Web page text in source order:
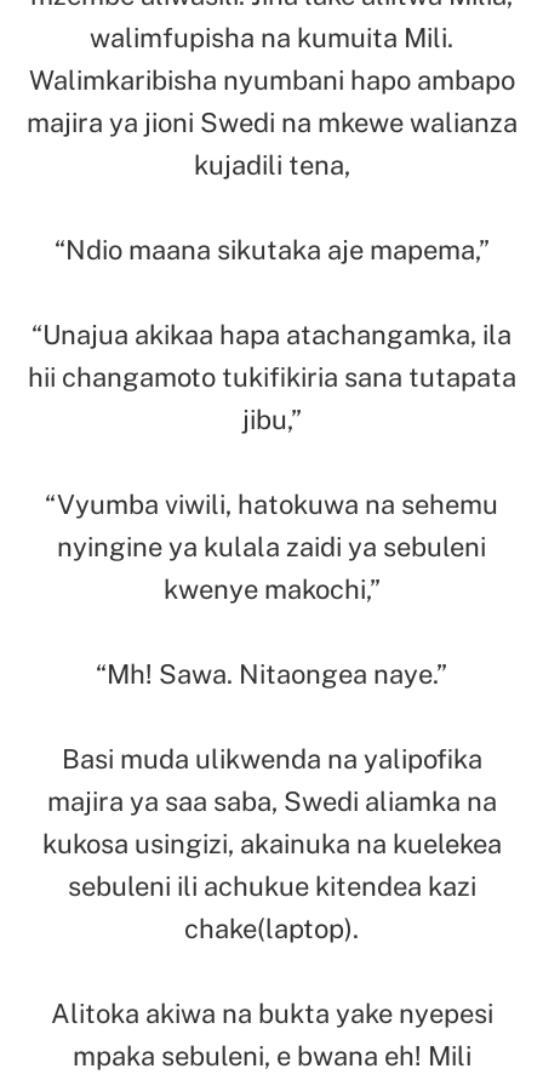
walimfupisha na kumuita Mili.
Walimkaribisha nyumbani hapo ambapo
majira ya jioni Swedi na mkewe walianza
kujadili tena,
“Ndio maana sikutaka aje mapema,”
“Unajua akikaa hapa atachangamka, ila
hii changamoto tukifikiria sana tutapata
jibu,”
“Vyumba viwili, hatokuwa na sehemu
nyingine ya kulala zaidi ya sebuleni
kwenye makochi,”
“Mh! Sawa. Nitaongea naye.”
Basi muda ulikwenda na yalipofika
majira ya saa saba, Swedi aliamka na
kukosa usingizi, akainuka na kuelekea
sebuleni ili achukue kitendea kazi
chake(laptop).
Alitoka akiwa na bukta yake nyepesi
mpaka sebuleni, e bwana eh! Mili